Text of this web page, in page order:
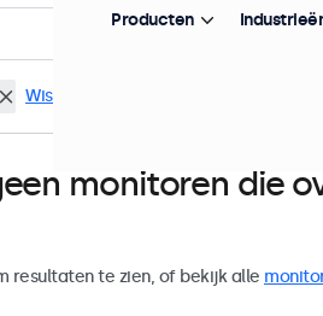
Wis alle filters
monitoren die
resultaten te zien, of bekijk alle
Producten